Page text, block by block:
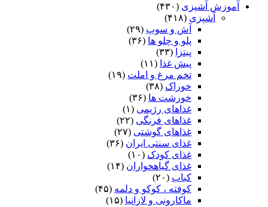
آموزش آشپزی (۴۳۰)
آشپزی (۴۱۸)
آش و سوپ (۲۹)
پلو و چلو ها (۳۶)
پیتزا
(۳۳)
پیش غذا (۱۱)
تخم مرغ و املت (۱۹)
خوراک (۳۸)
خورشت ها (۳۶)
غذاهای رژیمی (۱)
غذاهای فرنگی (۲۲)
غذاهای گوشتی (۲۷)
غذای سنتی ایران (۳۶)
غذای کودک (۱۰)
غذای گیاهخواران (۱۴)
کباب (۲۰)
کوفته ، کوکو و دلمه (۴۵)
ماکارونی و لازانیا (۱۵)